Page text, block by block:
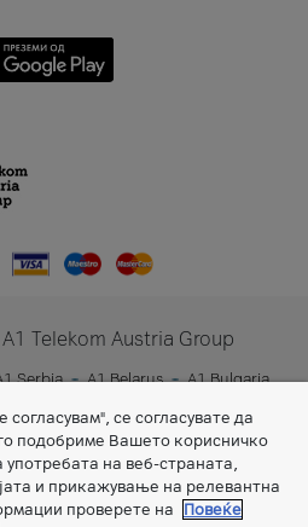
Telekom Austria Group
Serbia A1 Belarus
A1 Bulgaria
се согласувате да
подобриме Вашето корисничко
употребата на веб-страната,
и прикажување на релевантна
проверете на
Повеќе